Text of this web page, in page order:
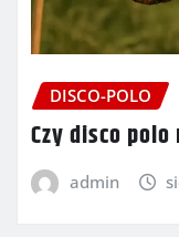
DISCO-POLO
Czy disco
admin